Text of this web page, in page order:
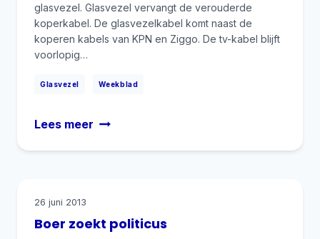
Glasvezel Weekblad
glasvezel. Glasvezel vervangt de verouderde
koperkabel. De glasvezelkabel komt naast de
koperen kabels van KPN en Ziggo. De tv-kabel blijft
voorlopig…
Lees meer Gemeentebelang
glas!
Boer zoekt politicus
26 juni 2013